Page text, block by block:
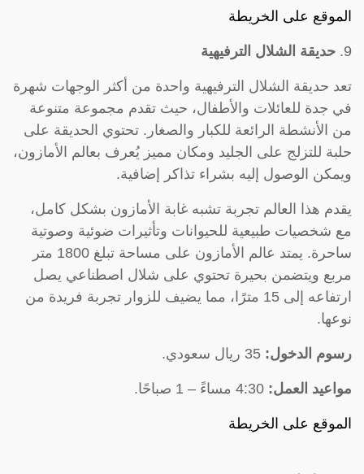
الموقع على الخريطة
9. حديقة الشلال الترفيهية
تعد حديقة الشلال الترفيهية واحدة من أكثر الوجهات شهرة
في جدة للعائلات والأطفال، حيث تقدم مجموعة متنوعة
من الأنشطة الرائعة للكبار والصغار. تحتوي الحديقة على
حلبة للتزلج على الجليد ومكان مميز يُعرف بعالم الأمازون،
ويمكن الوصول إليه بشراء تذاكر إضافية.
يقدم هذا العالم تجربة تشبه غابة الأمازون بشكل كامل،
مع شخصيات طبيعية للحيوانات وتأثيرات ضوئية وصوتية
ساحرة. يمتد عالم الأمازون على مساحة تبلغ 1800 متر
مربع ويتضمن بحيرة تحتوي على شلال اصطناعي يصل
ارتفاعه إلى 15 مترًا، مما يضيف للزوار تجربة فريدة من
نوعها.
رسوم الدخول:
مواعيد العمل:
الموقع على الخريطة